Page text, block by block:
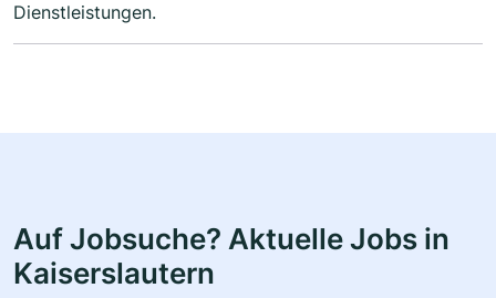
Dienstleistungen.
Auf Jobsuche? Aktuelle Jobs in
Kaiserslautern